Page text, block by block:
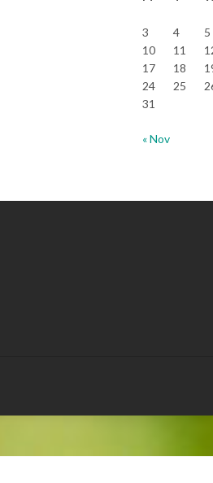
3
4 5
10
11
17
18
24
25
31
« Nov